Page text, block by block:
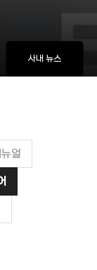
사내 뉴스
얼